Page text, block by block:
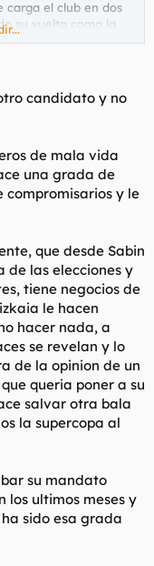
carga el club en dos
su vuelta como la
pajas con clips
y
menos palmeros
con la alimañas
tragar verle al frente
con más
clasificaciones a
40 años y el único
en este siglo por el
es algo que habla
que es la tónica de
motivos, es
de la que se pone un
pasa a ser
a monja.
en un club, los
rompes con tu novia,
Aún así a
Fernández fue más
llega a durar
Arrate, con sus
de plantilla o
tenía Txato Núñez
candidato y no
de mala vida
una grada de
compromisarios y le
que desde Sabin
de las elecciones y
tiene negocios de
le hacen
hacer nada, a
se revelan y lo
de la opinion de un
queria poner a su
salvar otra bala
la supercopa al
su mandato
ultimos meses y
sido esa grada